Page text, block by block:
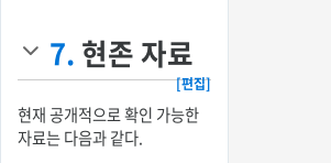
7. 현존 자료
[편집]
현재 공개적으로 확인 가능한
자료는 다음과 같다.